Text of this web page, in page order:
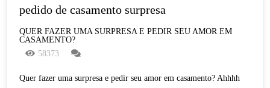
pedido de casamento surpresa
QUER FAZER UMA SURPRESA E PEDIR SEU AMOR EM
CASAMENTO?
58373
Quer fazer uma surpresa e pedir seu amor em casamento? Ahhhh